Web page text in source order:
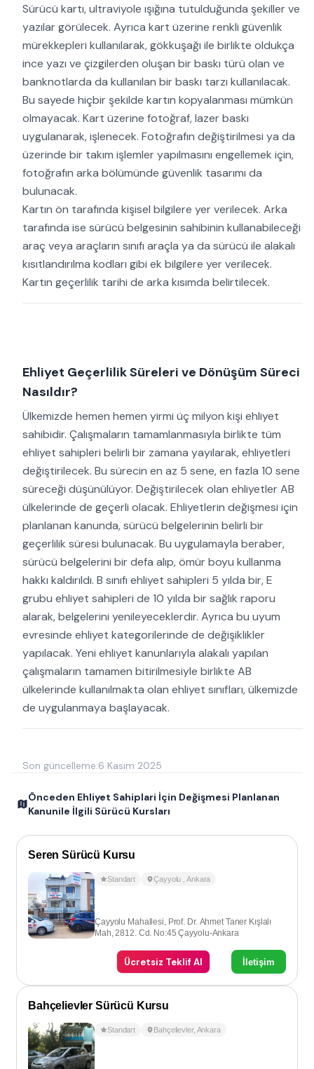
Sürücü kartı, ultraviyole ışığına tutulduğunda şekiller ve
yazılar görülecek. Ayrıca kart üzerine renkli güvenlik
mürekkepleri kullanılarak, gökkuşağı ile birlikte oldukça
ince yazı ve çizgilerden oluşan bir baskı türü olan ve
banknotlarda da kullanılan bir baskı tarzı kullanılacak.
Bu sayede hiçbir şekilde kartın kopyalanması mümkün
olmayacak. Kart üzerine fotoğraf, lazer baskı
uygulanarak, işlenecek. Fotoğrafın değiştirilmesi ya da
üzerinde bir takım işlemler yapılmasını engellemek için,
fotoğrafın arka bölümünde güvenlik tasarımı da
bulunacak.
Kartın ön tarafında kişisel bilgilere yer verilecek. Arka
tarafında ise sürücü belgesinin sahibinin kullanabileceği
araç veya araçların sınıfı araçla ya da sürücü ile alakalı
kısıtlandırılma kodları gibi ek bilgilere yer verilecek.
Kartın geçerlilik tarihi de arka kısımda belirtilecek.
Ehliyet Geçerlilik Süreleri ve Dönüşüm Süreci
Nasıldır?
Ülkemizde hemen hemen yirmi üç milyon kişi ehliyet
sahibidir. Çalışmaların tamamlanmasıyla birlikte tüm
ehliyet sahipleri belirli bir zamana yayılarak, ehliyetleri
değiştirilecek. Bu sürecin en az 5 sene, en fazla 10 sene
süreceği düşünülüyor. Değiştirilecek olan ehliyetler AB
ülkelerinde de geçerli olacak. Ehliyetlerin değişmesi için
planlanan kanunda, sürücü belgelerinin belirli bir
geçerlilik süresi bulunacak. Bu uygulamayla beraber,
sürücü belgelerini bir defa alıp, ömür boyu kullanma
hakkı kaldırıldı. B sınıfı ehliyet sahipleri 5 yılda bir, E
grubu ehliyet sahipleri de 10 yılda bir sağlık raporu
alarak, belgelerini yenileyeceklerdir. Ayrıca bu uyum
evresinde ehliyet kategorilerinde de değişiklikler
yapılacak. Yeni ehliyet kanunlarıyla alakalı yapılan
çalışmaların tamamen bitirilmesiyle birlikte AB
ülkelerinde kullanılmakta olan ehliyet sınıfları, ülkemizde
de uygulanmaya başlayacak.
Son güncelleme:6 Kasım 2025
Önceden Ehliyet Sahiplari İçin Değişmesi Planlanan
Kanunile İlgili Sürücü Kursları
Seren Sürücü Kursu
Standart Çayyolu ,Ankara
Çayyolu Mahallesi, Prof. Dr. Ahmet Taner Kışlalı
Mah, 2812. Cd. No:45 Çayyolu-Ankara
Ücretsiz Teklif Al İletişim
Bahçelievler Sürücü Kursu
Standart Bahçelievler, Ankara